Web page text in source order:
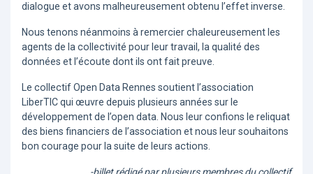
dialogue et avons malheureusement obtenu l’effet inverse.
Nous tenons néanmoins à remercier chaleureusement les
agents de la collectivité pour leur travail, la qualité des
données et l’écoute dont ils ont fait preuve.
Le collectif Open Data Rennes soutient l’association
LiberTIC qui œuvre depuis plusieurs années sur le
développement de l’open data. Nous leur confions le reliquat
des biens financiers de l’association et nous leur souhaitons
bon courage pour la suite de leurs actions.